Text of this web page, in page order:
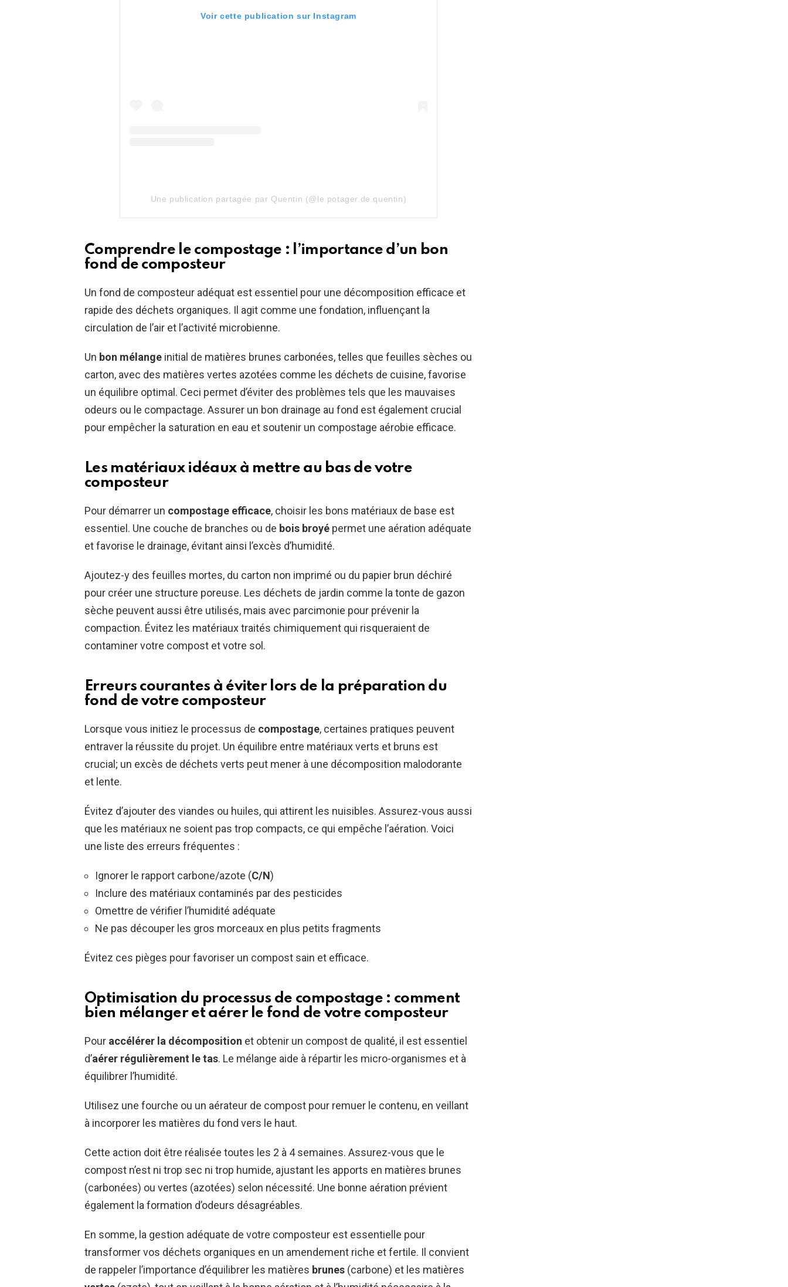
Voir cette publication sur Instagram
Une publication partagée par Quentin (@le.potager.de.quentin)
Comprendre le compostage : l’importance d’un bon
fond de composteur
Un fond de composteur adéquat est essentiel pour une décomposition efficace et
rapide des déchets organiques. Il agit comme une fondation, influençant la
circulation de l’air et l’activité microbienne.
Un bon mélange initial de matières brunes carbonées, telles que feuilles sèches ou
carton, avec des matières vertes azotées comme les déchets de cuisine, favorise
un équilibre optimal. Ceci permet d’éviter des problèmes tels que les mauvaises
odeurs ou le compactage. Assurer un bon drainage au fond est également crucial
pour empêcher la saturation en eau et soutenir un compostage aérobie efficace.
Les matériaux idéaux à mettre au bas de votre
composteur
Pour démarrer un compostage efficace, choisir les bons matériaux de base est
essentiel. Une couche de branches ou de bois broyé permet une aération adéquate
et favorise le drainage, évitant ainsi l’excès d’humidité.
Ajoutez-y des feuilles mortes, du carton non imprimé ou du papier brun déchiré
pour créer une structure poreuse. Les déchets de jardin comme la tonte de gazon
sèche peuvent aussi être utilisés, mais avec parcimonie pour prévenir la
compaction. Évitez les matériaux traités chimiquement qui risqueraient de
contaminer votre compost et votre sol.
Erreurs courantes à éviter lors de la préparation du
fond de votre composteur
Lorsque vous initiez le processus de compostage, certaines pratiques peuvent
entraver la réussite du projet. Un équilibre entre matériaux verts et bruns est
crucial; un excès de déchets verts peut mener à une décomposition malodorante
et lente.
Évitez d’ajouter des viandes ou huiles, qui attirent les nuisibles. Assurez-vous aussi
que les matériaux ne soient pas trop compacts, ce qui empêche l’aération. Voici
une liste des erreurs fréquentes :
Ignorer le rapport carbone/azote (C/N)
Inclure des matériaux contaminés par des pesticides
Omettre de vérifier l’humidité adéquate
Ne pas découper les gros morceaux en plus petits fragments
Évitez ces pièges pour favoriser un compost sain et efficace.
Optimisation du processus de compostage : comment
bien mélanger et aérer le fond de votre composteur
Pour accélérer la décomposition et obtenir un compost de qualité, il est essentiel
d’aérer régulièrement le tas. Le mélange aide à répartir les micro-organismes et à
équilibrer l’humidité.
Utilisez une fourche ou un aérateur de compost pour remuer le contenu, en veillant
à incorporer les matières du fond vers le haut.
Cette action doit être réalisée toutes les 2 à 4 semaines. Assurez-vous que le
compost n’est ni trop sec ni trop humide, ajustant les apports en matières brunes
(carbonées) ou vertes (azotées) selon nécessité. Une bonne aération prévient
également la formation d’odeurs désagréables.
En somme, la gestion adéquate de votre composteur est essentielle pour
transformer vos déchets organiques en un amendement riche et fertile. Il convient
de rappeler l’importance d’équilibrer les matières brunes (carbone) et les matières